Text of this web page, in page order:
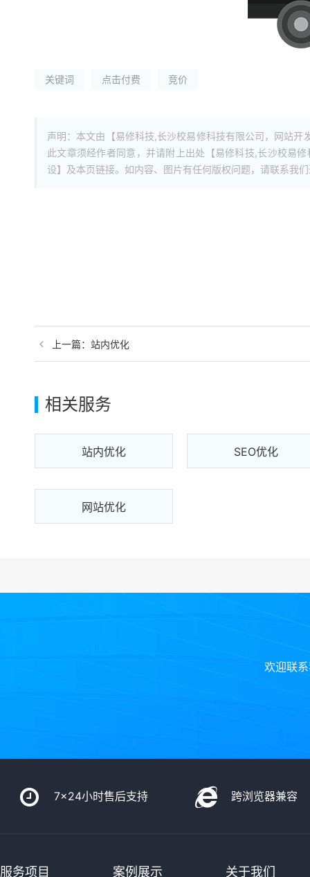
关键词 点击付费 竞价
声明：本文由【易修科技,长沙校易修科技有限公司，网站
此文章须经作者同意，并请附上出处【易修科技,长沙校易
设】及本页链接。如内容、图片有任何版权问题，请联系我
上一篇：站内优化
相关服务
站内优化 SEO优化
网站优化
欢迎联
7x24小时售后支持 跨浏览器兼容
服务项目 案例展示 关于我们